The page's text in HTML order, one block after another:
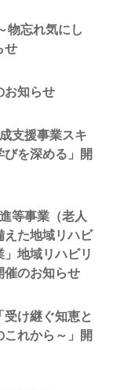
物忘れ気にし
せ
お知らせ
支援事業スキ
を深める」開
等事業（老人
えた地域リハビ
地域リハビリ
催のお知らせ
け継ぐ知恵と
れから～」開